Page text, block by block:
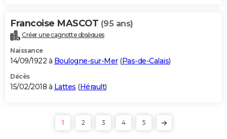
Francoise MASCOT (95 ans)
Créer une cagnotte obsèques
Naissance
14/09/1922 à Boulogne-sur-Mer(Pas-de-Calais)
Décès
15/02/2018 à Lattes (Hérault)
1 2 3 4 5